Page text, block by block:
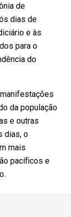
de
dias de
e às
para o
do
da população
e outras
dias, o
mais
pacíficos e